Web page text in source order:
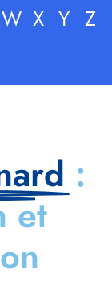
W X Y Z
:
et